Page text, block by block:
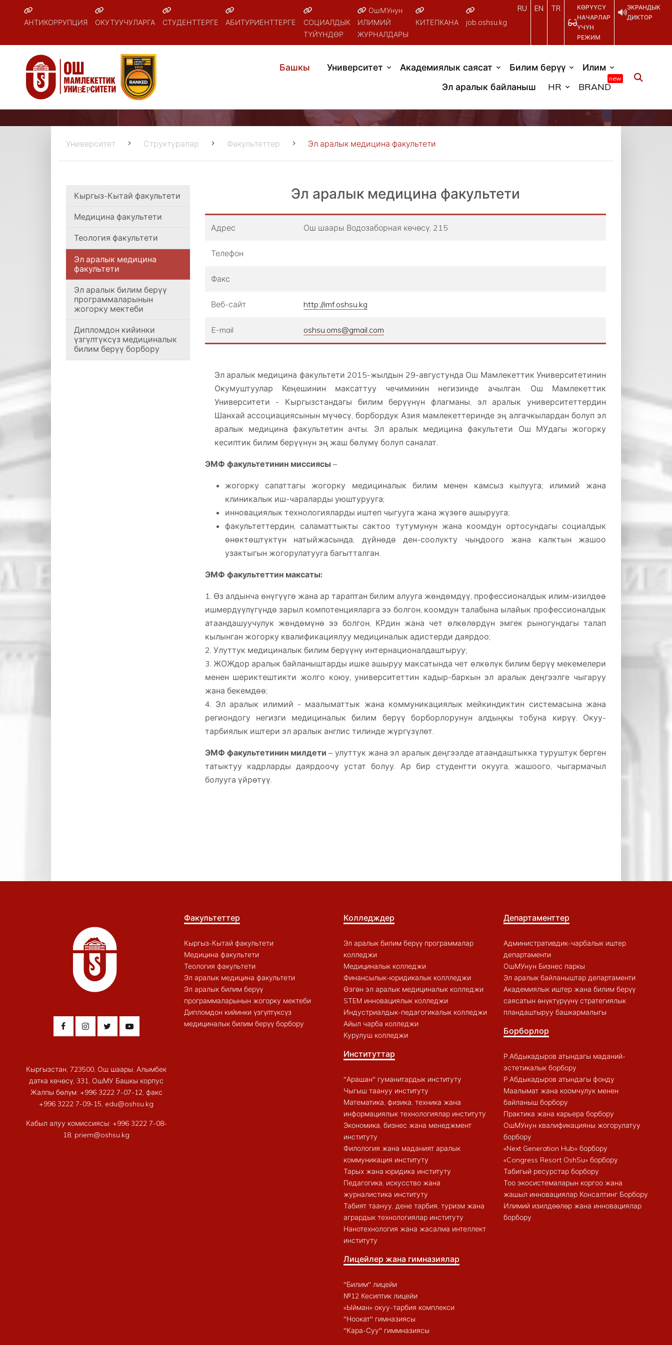
АНТИКОРРУПЦИЯ ОКУТУУЧУЛАРГА СТУДЕНТТЕРГЕ АБИТУРИЕНТТЕРГЕ
СОЦИАЛДЫК
ТҮЙҮНДӨР
ОшМУнун
ИЛИМИЙ
ЖУРНАЛДАРЫ
КИТЕПКАНА job.oshsu.kg
RU EN TR
КӨРҮҮСҮ
НАЧАРЛАР
ҮЧҮН
РЕЖИМ
ЭКРАНДЫК
ДИКТОР
Башкы Университет Академиялык саясат Билим берүү
Илим
Эл аралык байланыш
HR BRAND
new
Университет Структуралар Факультеттер Эл аралык медицина факультети
Кыргыз-Кытай факультети
Медицина факультети
Теология факультети
Эл аралык медицина
факультети
Эл аралык билим берүү
программаларынын
жогорку мектеби
Дипломдон кийинки
үзгүлтүксүз медициналык
билим берүү борбору
Эл аралык медицина факультети
Адрес Ош шаары ​Водозаборная көчөсү, 215
Телефон
Факс
Веб-сайт http://imf.oshsu.kg
E-mail oshsu.oms@gmail.com
Эл аралык медицина факультети 2015-жылдын 29-августунда Ош Мамлекеттик Университетинин
Окумуштуулар Кеңешинин максаттуу чечиминин негизинде ачылган. Ош Мамлекеттик
Университети - Кыргызстандагы билим берүүнүн флагманы, эл аралык университеттердин
Шанхай ассоциациясынын мүчөсү, борбордук Азия мамлекеттеринде эң алгачкылардан болуп эл
аралык медицина факультетин ачты. Эл аралык медицина факультети Ош МУдагы жогорку
кесиптик билим берүүнүн эң жаш бөлүмү болуп саналат.
ЭМФ факультетинин миссиясы –
жогорку сапаттагы жогорку медициналык билим менен камсыз кылууга; илимий жана
клиникалык иш-чараларды уюштурууга;
инновациялык технологияларды иштеп чыгууга жана жүзөгө ашырууга;
факультеттердин, саламаттыкты сактоо тутумунун жана коомдун ортосундагы социалдык
өнөктөштүктүн натыйжасында, дүйнөдө ден-соолукту чыңдоого жана калктын жашоо
узактыгын жогорулатууга багытталган.
ЭМФ факультеттин максаты:
1. Өз алдынча өнүгүүгө жана ар тараптан билим алууга жөндөмдүү, профессионалдык илим-изилдөө
ишмердүүлүгүндө зарыл компотенцияларга ээ болгон, коомдун талабына ылайык профессионалдык
атаандашуучулук жөндөмүнө ээ болгон, КРдин жана чет өлкөлөрдүн эмгек рыногундагы талап
кылынган жогорку квалификациялуу медициналык адистерди даярдоо;
2. Улуттук медициналык билим берүүнү интернационалдаштыруу;
3. ЖОЖдор аралык байланыштарды ишке ашыруу максатында чет өлкөлүк билим берүү мекемелери
менен шериктештикти жолго коюу, университеттин кадыр-баркын эл аралык деңгээлге чыгаруу
жана бекемдөө;
4. Эл аралык илимий - маалыматтык жана коммуникациялык мейкиндиктин системасына жана
региондогу негизги медициналык билим берүү борборлорунун алдыңкы тобуна кирүү. Окуу-
тарбиялык иштери эл аралык англис тилинде жүргүзүлөт.
ЭМФ факультетинин милдети – улуттук жана эл аралык деңгээлде атаандаштыкка туруштук берген
татыктуу кадрларды даярдоочу устат болуу. Ар бир студентти окууга, жашоого, чыгармачыл
болууга үйрөтүү.
Кыргызстан, 723500, Ош шаары, Алымбек
датка көчөсү, 331, ОшМУ Башкы корпус
Жалпы бөлүм: +996 3222 7-07-12, факс
+996 3222 7-09-15, edu@oshsu.kg
Кабыл алуу комиссиясы: +996 3222 7-08-
18, priem@oshsu.kg
Факультеттер
Кыргыз-Кытай факультети
Медицина факультети
Теология факультети
Эл аралык медицина факультети
Эл аралык билим берүү
программаларынын жогорку мектеби
Дипломдон кийинки үзгүлтүксүз
медициналык билим берүү борбору
Колледждер
Эл аралык билим берүү программалар
колледжи
Медициналык колледжи
Финансылык-юридикалык коллледжи
Өзгөн эл аралык медициналык колледжи
STEM инновациялык колледжи
Индустриалдык-педагогикалык колледжи
Айыл чарба колледжи
Курулуш колледжи
Институттар
"Арашан" гуманитардык институту
Чыгыш таануу институту
Математика, физика, техника жана
информациялык технологиялар институту
Экономика, бизнес жана менеджмент
институту
Филология жана маданият аралык
коммуникация институту
Тарых жана юридика институту
Педагогика, искусство жана
журналистика институту
Табият таануу, дене тарбия, туризм жана
агрардык технологиялар институту
Нанотехнология жана жасалма интеллект
институту
Лицейлер жана гимназиялар
"Билим" лицейи
№12 Кесиптик лицейи
«Ыйман» окуу-тарбия комплекси
"Ноокат" гимназиясы
"Кара-Суу" гиммназиясы
Департаменттер
Административдик-чарбалык иштер
департаменти
ОшМУнун Бизнес паркы
Эл аралык байланыштар департаменти
Академиялык иштер жана билим берүү
саясатын өнүктүрүүнү стратегиялык
пландаштыруу башкармалыгы
Борборлор
Р.Абдыкадыров атындагы маданий-
эстетикалык борбору
Р.Абдыкадыров атындагы фонду
Маалымат жана коомчулук менен
байланыш борбору
Практика жана карьера борбору
ОшМУнун квалификацияны жогорулатуу
борбору
«Next Generation Hub» борбору
«Congress Resort OshSu» борбору
Табигый ресурстар борбору
Тоо экосистемаларын коргоо жана
жашыл инновациялар Консалтинг Борбору
Илимий изилдөөлөр жана инновациялар
борбору